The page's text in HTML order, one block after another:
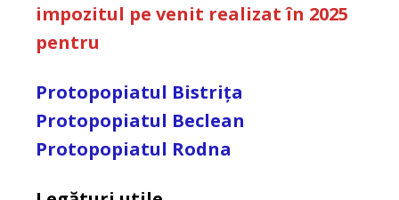
impozitul pe venit realizat în 2025
pentru
Protopopiatul Bistrița
Protopopiatul Beclean
Protopopiatul Rodna